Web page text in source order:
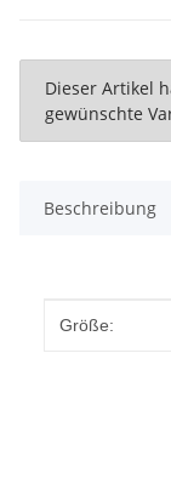
x
Dieser Artikel
gewünschte
Beschreibung
Wert
Größe: